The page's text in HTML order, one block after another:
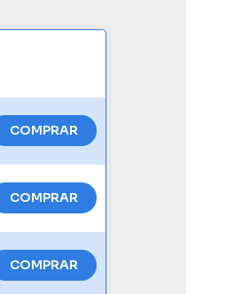
COMPRAR
COMPRAR
COMPRAR